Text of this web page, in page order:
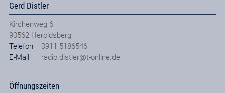
Gerd Distler
Kirchenweg 6
90562 Heroldsberg
Telefon
0911 5186546
E-Mail
radio.distler@t-online.de
Öffnungszeiten